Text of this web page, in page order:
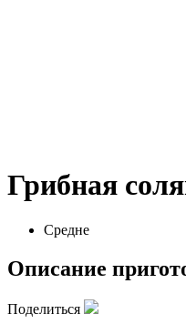
Грибная
Средне
Описание
Поделиться